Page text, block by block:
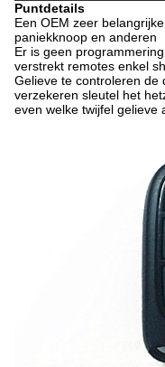
Puntdetails
Een OEM zeer
paniekknoop en anderen
Er is geen
verstrekt remotes enkel
Gelieve te controleren de
verzekeren sleutel het
even welke twijfel gelieve